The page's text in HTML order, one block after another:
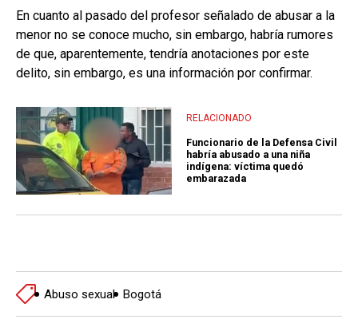
En cuanto al pasado del profesor señalado de abusar a la
menor no se conoce mucho, sin embargo, habría rumores
de que, aparentemente, tendría anotaciones por este
delito, sin embargo, es una información por confirmar.
RELACIONADO
Funcionario de la Defensa Civil
habría abusado a una niña
indígena: víctima quedó
embarazada
Abuso sexual Bogotá